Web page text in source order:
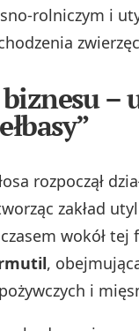
i
–
rozpoczął
zakład
wokół tej
,
i